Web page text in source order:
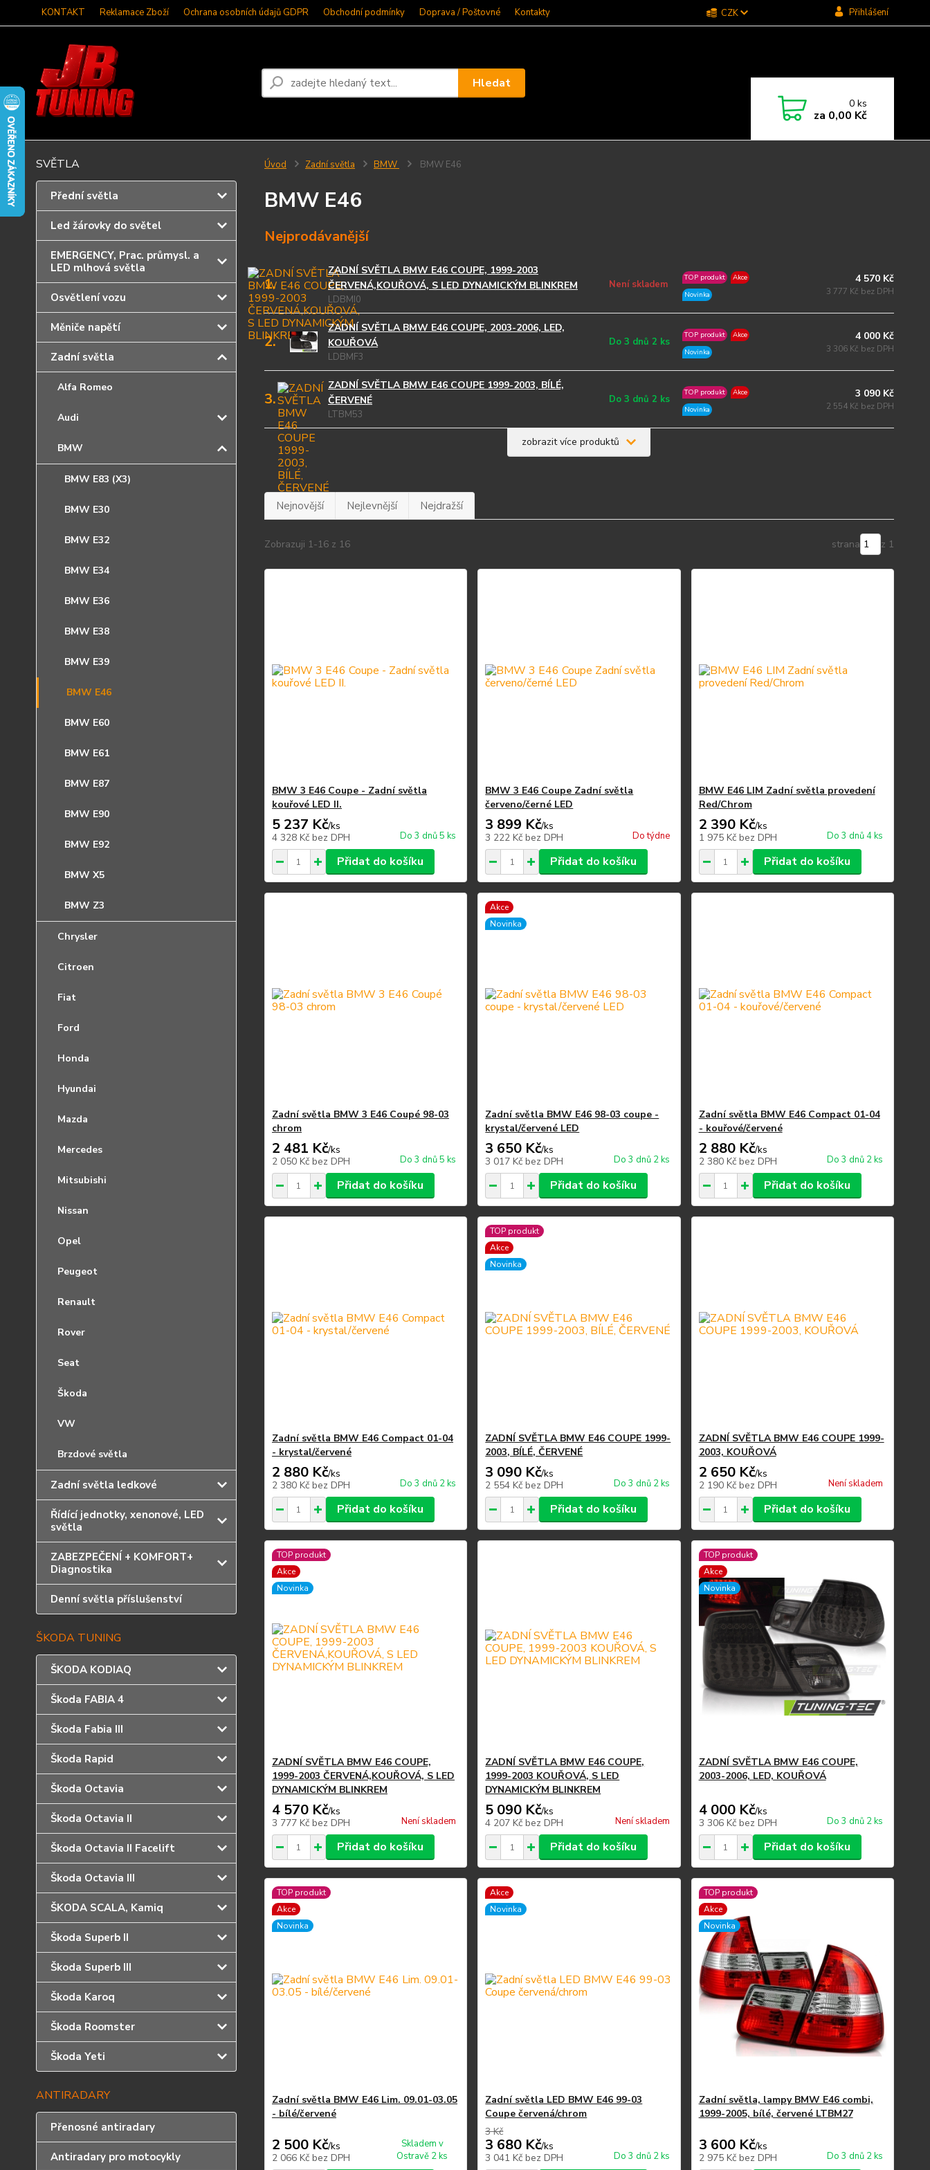
KONTAKT Reklamace Zboží Ochrana osobních údajů GDPR Obchodní podmínky Doprava / Poštovné Kontakty CZK Přihlášení
Hledat
0ks
za 0,00 Kč
SVĚTLA
Přední světla
Led žárovky do světel
EMERGENCY, Prac. průmysl. a
LED mlhová světla
Osvětlení vozu
Měniče napětí
Zadní světla
Alfa Romeo
Audi
BMW
BMW E83 (X3)
BMW E30
BMW E32
BMW E34
BMW E36
BMW E38
BMW E39
BMW E46
BMW E60
BMW E61
BMW E87
BMW E90
BMW E92
BMW X5
BMW Z3
Chrysler
Citroen
Fiat
Ford
Honda
Hyundai
Mazda
Mercedes
Mitsubishi
Nissan
Opel
Peugeot
Renault
Rover
Seat
Škoda
VW
Brzdové světla
Zadní světla ledkové
Řídící jednotky, xenonové, LED
světla
ZABEZPEČENÍ + KOMFORT+
Diagnostika
Denní světla příslušenství
ŠKODA TUNING
ŠKODA KODIAQ
Škoda FABIA 4
Škoda Fabia III
Škoda Rapid
Škoda Octavia
Škoda Octavia II
Škoda Octavia II Facelift
Škoda Octavia III
ŠKODA SCALA, Kamiq
Škoda Superb II
Škoda Superb III
Škoda Karoq
Škoda Roomster
Škoda Yeti
ANTIRADARY
Přenosné antiradary
Antiradary pro motocykly
Úvod Zadní světla BMW BMW E46
BMW E46
Nejprodávanější
1.
ZADNÍ SVĚTLA BMW E46 COUPE, 1999-2003
ČERVENÁ,KOUŘOVÁ, S LED DYNAMICKÝM BLINKREM
LDBMI0
Není skladem
TOP produkt
Akce
Novinka
4 570 Kč
3 777 Kč bez DPH
2.
ZADNÍ SVĚTLA BMW E46 COUPE, 2003-2006, LED,
KOUŘOVÁ
LDBMF3
Do 3 dnů 2 ks
TOP produkt
Akce
Novinka
4 000 Kč
3 306 Kč bez DPH
3.
ZADNÍ SVĚTLA BMW E46 COUPE 1999-2003, BÍLÉ,
ČERVENÉ
LTBM53
Do 3 dnů 2 ks
TOP produkt
Akce
Novinka
3 090 Kč
2 554 Kč bez DPH
zobrazit více produktů
Nejnovější Nejlevnější Nejdražší
Zobrazuji 1-16 z 16 strana z 1
BMW 3 E46 Coupe - Zadní světla
kouřové LED II.
5 237 Kč/ks
4 328 Kč bez DPH Do 3 dnů 5 ks
Přidat do košíku
BMW 3 E46 Coupe Zadní světla
červeno/černé LED
3 899 Kč/ks
3 222 Kčbez DPH Do týdne
Přidat do košíku
BMW E46 LIM Zadní světla provedení
Red/Chrom
2 390 Kč/ks
1 975 Kč bez DPH Do 3 dnů 4 ks
Přidat do košíku
Zadní světla BMW 3 E46 Coupé 98-03
chrom
2 481 Kč/ks
2 050 Kč bez DPH Do 3 dnů 5 ks
Přidat do košíku
Akce
Novinka
Zadní světla BMW E46 98-03 coupe -
krystal/červené LED
3 650 Kč/ks
3 017 Kčbez DPH Do 3 dnů 2 ks
Přidat do košíku
Zadní světla BMW E46 Compact 01-04
- kouřové/červené
2 880 Kč/ks
2 380 Kč bez DPH Do 3 dnů 2 ks
Přidat do košíku
Zadní světla BMW E46 Compact 01-04
- krystal/červené
2 880 Kč/ks
2 380 Kč bez DPH Do 3 dnů 2 ks
Přidat do košíku
TOP produkt
Akce
Novinka
ZADNÍ SVĚTLA BMW E46 COUPE 1999-
2003, BÍLÉ, ČERVENÉ
3 090 Kč/ks
2 554 Kčbez DPH Do 3 dnů 2 ks
Přidat do košíku
ZADNÍ SVĚTLA BMW E46 COUPE 1999-
2003, KOUŘOVÁ
2 650 Kč/ks
2 190 Kč bez DPH Není skladem
Přidat do košíku
TOP produkt
Akce
Novinka
ZADNÍ SVĚTLA BMW E46 COUPE,
1999-2003 ČERVENÁ,KOUŘOVÁ, S LED
DYNAMICKÝM BLINKREM
4 570 Kč/ks
3 777 Kč bez DPH Není skladem
Přidat do košíku
ZADNÍ SVĚTLA BMW E46 COUPE,
1999-2003 KOUŘOVÁ, S LED
DYNAMICKÝM BLINKREM
5 090 Kč/ks
4 207 Kčbez DPH Není skladem
Přidat do košíku
TOP produkt
Akce
Novinka
ZADNÍ SVĚTLA BMW E46 COUPE,
2003-2006, LED, KOUŘOVÁ
4 000 Kč/ks
3 306 Kč bez DPH Do 3 dnů 2 ks
Přidat do košíku
TOP produkt
Akce
Novinka
Zadní světla BMW E46 Lim. 09.01-03.05
- bílé/červené
2 500 Kč/ks
2 066 Kč bez DPH
Skladem v
Ostravě 2 ks
Akce
Novinka
Zadní světla LED BMW E46 99-03
Coupe červená/chrom
3 Kč
3 680 Kč/ks
3 041 Kčbez DPH Do 3 dnů 2 ks
TOP produkt
Akce
Novinka
Zadní světla, lampy BMW E46 combi,
1999-2005, bílé, červené LTBM27
3 600 Kč/ks
2 975 Kč bez DPH Do 3 dnů 2 ks